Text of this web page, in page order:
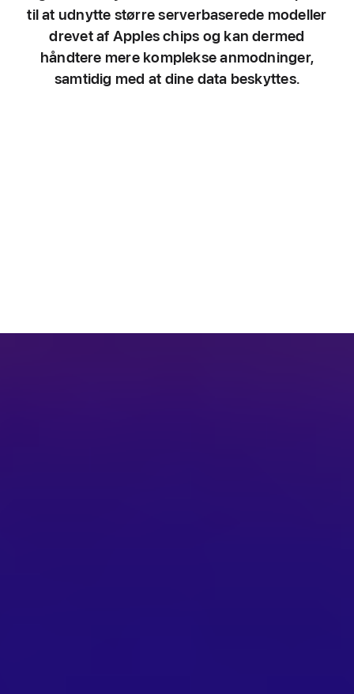
til at udnytte større server­baserede modeller
drevet af Apples chips og kan dermed
håndtere mere komplekse anmodninger,
samtidig med at dine data beskyttes.